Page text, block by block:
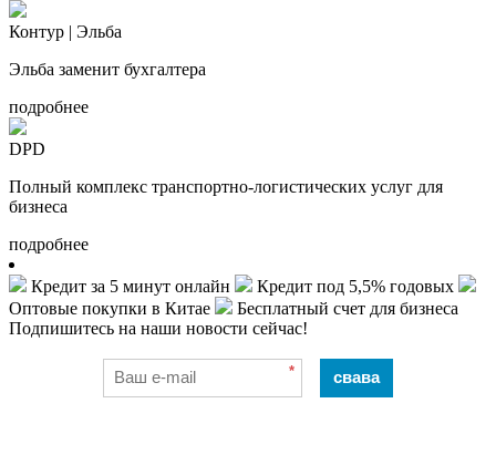
Контур | Эльба
Эльба заменит бухгалтера
подробнее
DPD
Полный комплекс транспортно-логистических услуг для
бизнеса
подробнее
Кредит за 5 минут онлайн
Кредит под 5,5% годовых
Оптовые покупки в Китае
Бесплатный счет для бизнеса
Подпишитесь на наши новости сейчас!
* свава